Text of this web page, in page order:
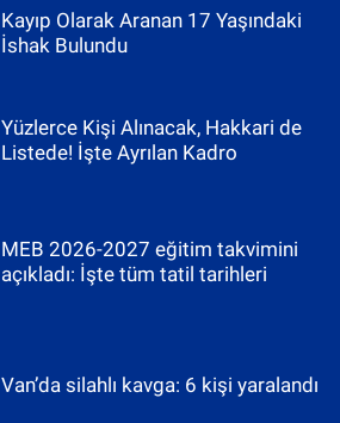
Kayıp Olarak Aranan 17 Yaşındaki
İshak Bulundu
Yüzlerce Kişi Alınacak, Hakkari de
Listede! İşte Ayrılan Kadro
MEB 2026-2027 eğitim takvimini
açıkladı: İşte tüm tatil tarihleri
Van’da silahlı kavga: 6 kişi yaralandı